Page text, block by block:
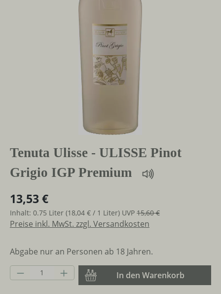
Tenuta Ulisse - ULISSE Pinot
Grigio IGP Premium
13,53 €
Inhalt: 0.75 Liter (18,04 € / 1 Liter) UVP 15,60 €
Preise inkl. MwSt. zzgl. Versandkosten
Abgabe nur an Personen ab 18 Jahren.
Produkt Anzahl: Gib den gewünschten
In den Warenkorb